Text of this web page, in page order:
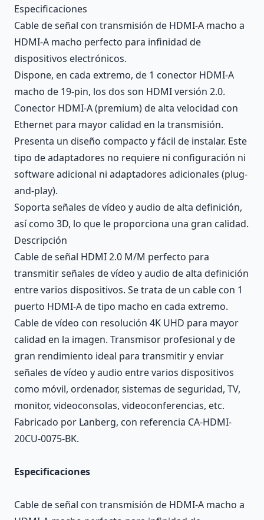
Description
Especificaciones
Cable de señal con transmisión de HDMI-A macho a
HDMI-A macho perfecto para infinidad de
dispositivos electrónicos.
Dispone, en cada extremo, de 1 conector HDMI-A
macho de 19-pin, los dos son HDMI versión 2.0.
Conector HDMI-A (premium) de alta velocidad con
Ethernet para mayor calidad en la transmisión.
Presenta un diseño compacto y fácil de instalar. Este
tipo de adaptadores no requiere ni configuración ni
software adicional ni adaptadores adicionales (plug-
and-play).
Soporta señales de vídeo y audio de alta definición,
así como 3D, lo que le proporciona una gran calidad.
Descripción
Cable de señal HDMI 2.0 M/M perfecto para
transmitir señales de vídeo y audio de alta definición
entre varios dispositivos. Se trata de un cable con 1
puerto HDMI-A de tipo macho en cada extremo.
Cable de vídeo con resolución 4K UHD para mayor
calidad en la imagen. Transmisor profesional y de
gran rendimiento ideal para transmitir y enviar
señales de vídeo y audio entre varios dispositivos
como móvil, ordenador, sistemas de seguridad, TV,
monitor, videoconsolas, videoconferencias, etc.
Fabricado por Lanberg, con referencia CA-HDMI-
20CU-0075-BK.
Especificaciones
Cable de señal con transmisión de HDMI-A macho a